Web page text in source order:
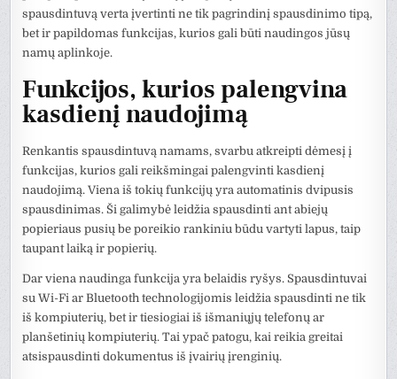
spausdintuvą verta įvertinti ne tik pagrindinį spausdinimo tipą,
bet ir papildomas funkcijas, kurios gali būti naudingos jūsų
namų aplinkoje.
Funkcijos, kurios palengvina
kasdienį naudojimą
Renkantis spausdintuvą namams, svarbu atkreipti dėmesį į
funkcijas, kurios gali reikšmingai palengvinti kasdienį
naudojimą. Viena iš tokių funkcijų yra automatinis dvipusis
spausdinimas. Ši galimybė leidžia spausdinti ant abiejų
popieriaus pusių be poreikio rankiniu būdu vartyti lapus, taip
taupant laiką ir popierių.
Dar viena naudinga funkcija yra belaidis ryšys. Spausdintuvai
su Wi-Fi ar Bluetooth technologijomis leidžia spausdinti ne tik
iš kompiuterių, bet ir tiesiogiai iš išmaniųjų telefonų ar
planšetinių kompiuterių. Tai ypač patogu, kai reikia greitai
atsispausdinti dokumentus iš įvairių įrenginių.